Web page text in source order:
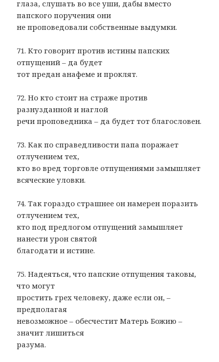
глаза, слушать во все уши, дабы вместо
папского поручения они
не проповедовали собственные выдумки.
71. Кто говорит против истины папских
отпущений – да будет
тот предан анафеме и проклят.
72. Но кто стоит на страже против
разнузданной и наглой
речи проповедника – да будет тот благословен.
73. Как по справедливости папа поражает
отлучением тех,
кто во вред торговле отпущениями замышляет
всяческие уловки.
74. Так гораздо страшнее он намерен поразить
отлучением тех,
кто под предлогом отпущений замышляет
нанести урон святой
благодати и истине.
75. Надеяться, что папские отпущения таковы,
что могут
простить грех человеку, даже если он, –
предполагая
невозможное – обесчестит Матерь Божию –
значит лишиться
разума.